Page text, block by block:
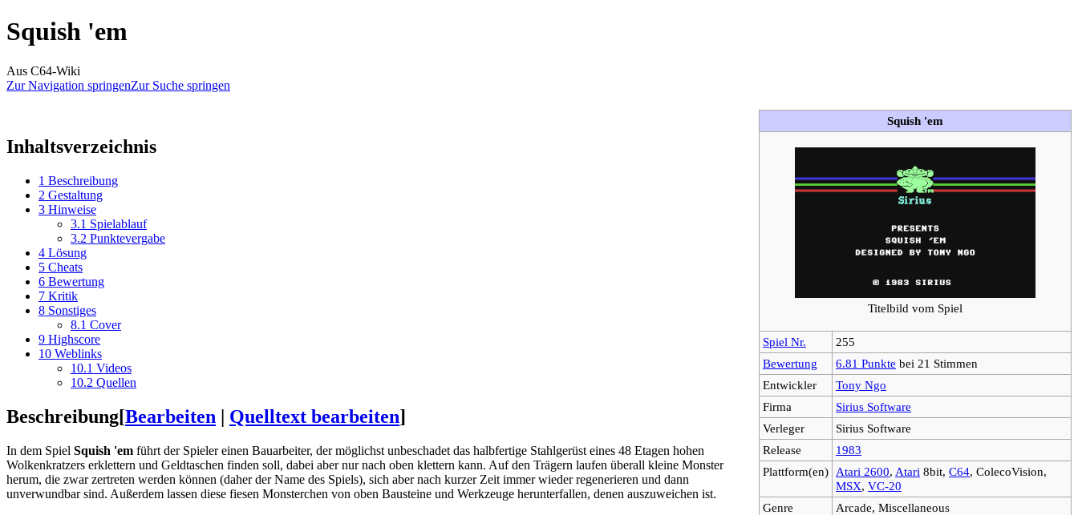
Squish 'em
Aus C64-Wiki
Zur Navigation springenZur Suche springen
Squish 'em
Titelbild vom Spiel
Spiel Nr.
255
Bewertung
6.81 Punkte bei 21 Stimmen
Entwickler
Tony Ngo
Firma
Sirius Software
Verleger
Sirius Software
Release
1983
Plattform(en) Atari 2600, Atari 8bit, C64, ColecoVision,
MSX, VC-20
Genre
Arcade, Miscellaneous
Inhaltsverzeichnis
1 Beschreibung
2 Gestaltung
3 Hinweise
3.1 Spielablauf
3.2 Punktevergabe
4 Lösung
5 Cheats
6 Bewertung
7 Kritik
8 Sonstiges
8.1 Cover
9 Highscore
10 Weblinks
10.1 Videos
10.2 Quellen
Beschreibung[Bearbeiten | Quelltext bearbeiten]
In dem Spiel Squish 'em führt der Spieler einen Bauarbeiter, der möglichst unbeschadet das halbfertige Stahlgerüst eines 48 Etagen hohen
Wolkenkratzers erklettern und Geldtaschen finden soll, dabei aber nur nach oben klettern kann. Auf den Trägern laufen überall kleine Monster
herum, die zwar zertreten werden können (daher der Name des Spiels), sich aber nach kurzer Zeit immer wieder regenerieren und dann
unverwundbar sind. Außerdem lassen diese fiesen Monsterchen von oben Bausteine und Werkzeuge herunterfallen, denen auszuweichen ist.